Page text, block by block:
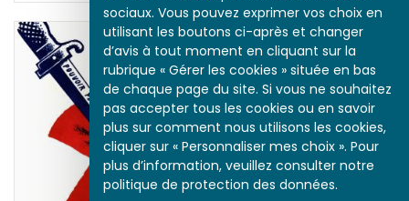
sociaux. Vous pouvez exprimer vos choix en
utilisant les boutons ci-après et changer
d’avis à tout moment en cliquant sur la
rubrique « Gérer les cookies » située en bas
de chaque page du site. Si vous ne souhaitez
pas accepter tous les cookies ou en savoir
plus sur comment nous utilisons les cookies,
cliquer sur « Personnaliser mes choix ». Pour
plus d’information, veuillez consulter notre
politique de protection des données.
1958, pour un oui ou
pour un non